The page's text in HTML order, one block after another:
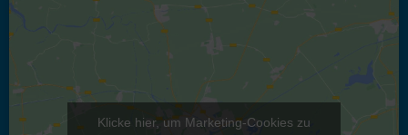
Klicke hier, um Marketing-Cookies zu